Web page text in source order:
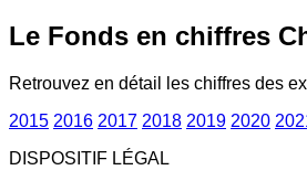
Le Fonds en chiffres
Retrouvez en détail les chiffres des
2015 2016 2017 2018 2019 2020
DISPOSITIF LÉGAL